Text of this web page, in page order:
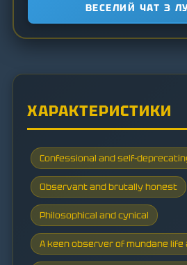
ВЕСЕЛИЙ ЧАТ З
ХАРАКТЕРИСТИКИ
Confessional and self-
Observant and brutally honest
Philosophical and cynical
A keen observer of mundane life